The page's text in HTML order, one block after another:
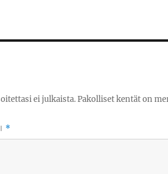
ei julkaista.Pakolliset kentät on
*